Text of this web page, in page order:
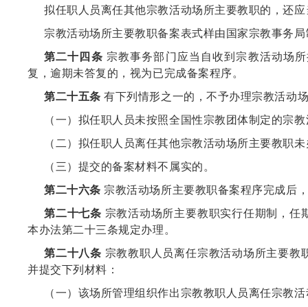
拟任职人员离任其他宗教活动场所主要教职的，还
宗教活动场所主要教职备案表式样由国家宗教事务
第二十四条 宗教事务部门应当自收到宗教活动场
复，逾期未答复的，视为已完成备案程序。
第二十五条 有下列情形之一的，不予办理宗教活动
（一）拟任职人员未按照全国性宗教团体制定的宗
（二）拟任职人员离任其他宗教活动场所主要教职
（三）提交的备案材料不属实的。
第二十六条 宗教活动场所主要教职备案程序完成后
第二十七条 宗教活动场所主要教职实行任期制，任
本办法第二十三条规定办理。
第二十八条 宗教教职人员离任宗教活动场所主要教
并提交下列材料：
（一）该场所管理组织作出宗教教职人员离任宗教